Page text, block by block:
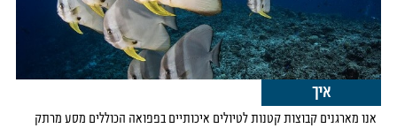
איך
אנו מארגנים קבוצות קטנות לטיולים איכותיים בפפואה הכוללים מסע מרתק